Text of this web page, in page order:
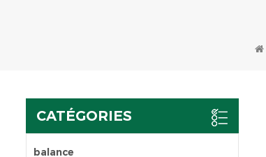
CATÉGORIES
balance